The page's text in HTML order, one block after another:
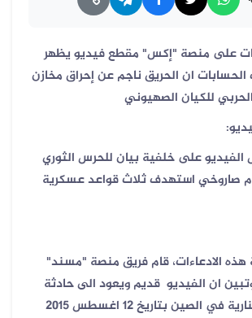
على منصة "إكس" مقطع فيديو يظهر
ان الحريق ناجم عن إحراق مخازن
للكيان الصهيوني
الفيديو على خلفية بيان للحرس الثوري
صاروخي استهدف ثلاث قواعد عسكرية
الادعاءات، قام فريق منصة "مسند"
ان الفيديو قديم ويعود الى حادثة
في الصين بتاريخ 12 اغسطس 2015